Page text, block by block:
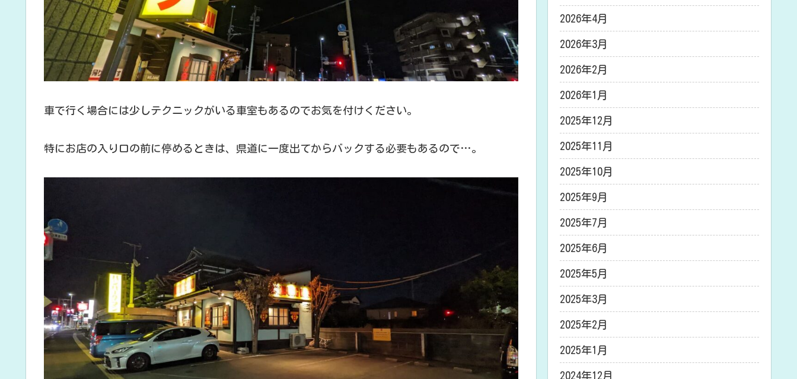
車で行く場合には少しテクニックがいる車室もあるのでお気を付けください。
特にお店の入り口の前に停めるときは、県道に一度出てからバックする必要もあるので…。
2026年4月
2026年3月
2026年2月
2026年1月
2025年12月
2025年11月
2025年10月
2025年9月
2025年7月
2025年6月
2025年5月
2025年3月
2025年2月
2025年1月
2024年12月